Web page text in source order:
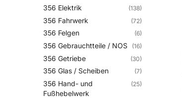
356 Elektrik (138)
356 Fahrwerk (72)
356 Felgen (6)
356 Gebrauchtteile / NOS (16)
356 Getriebe (30)
356 Glas / Scheiben (7)
356 Hand- und
Fußhebelwerk
(25)